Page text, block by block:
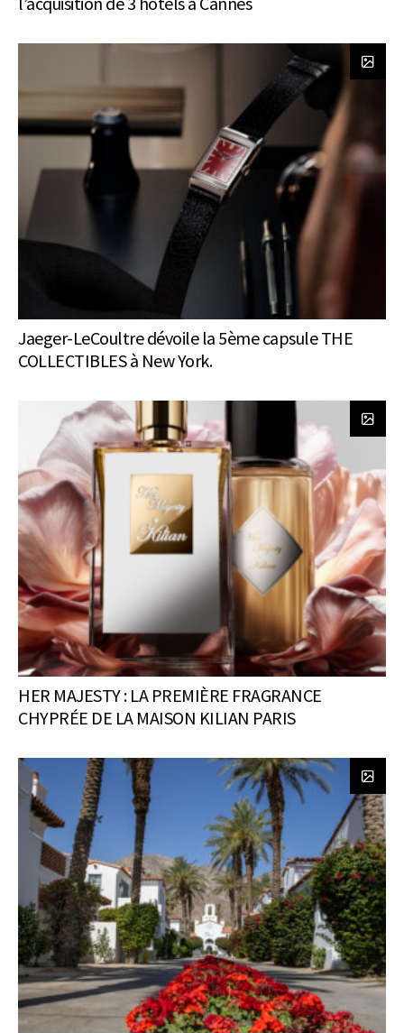
Jaeger-LeCoultre dévoile la 5ème capsule THE
COLLECTIBLES à New York.
HER MAJESTY : LA PREMIÈRE FRAGRANCE
CHYPRÉE DE LA MAISON KILIAN PARIS